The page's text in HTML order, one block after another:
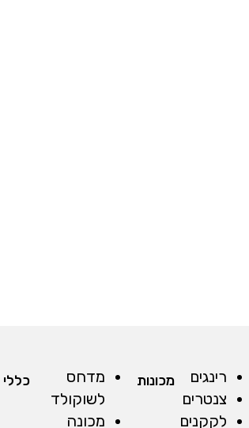
רינגים
צנטרים
לקקנים
מכונות
מדחס
לשוקולד
מכונה
כללי